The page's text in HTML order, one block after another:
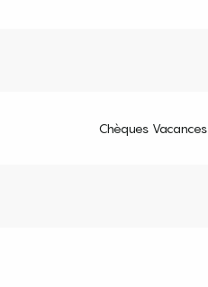
Chèques Vacances